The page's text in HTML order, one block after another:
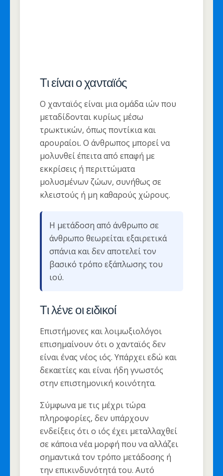
Τι είναι ο χανταϊός
Ο χανταϊός είναι μια ομάδα ιών που
μεταδίδονται κυρίως μέσω
τρωκτικών, όπως ποντίκια και
αρουραίοι. Ο άνθρωπος μπορεί να
μολυνθεί έπειτα από επαφή με
εκκρίσεις ή περιττώματα
μολυσμένων ζώων, συνήθως σε
κλειστούς ή μη καθαρούς χώρους.
Η μετάδοση από άνθρωπο σε
άνθρωπο θεωρείται εξαιρετικά
σπάνια και δεν αποτελεί τον
βασικό τρόπο εξάπλωσης του
ιού.
Τι λένε οι ειδικοί
Επιστήμονες και λοιμωξιολόγοι
επισημαίνουν ότι ο χανταϊός δεν
είναι ένας νέος ιός. Υπάρχει εδώ και
δεκαετίες και είναι ήδη γνωστός
στην επιστημονική κοινότητα.
Σύμφωνα με τις μέχρι τώρα
πληροφορίες, δεν υπάρχουν
ενδείξεις ότι ο ιός έχει μεταλλαχθεί
σε κάποια νέα μορφή που να αλλάζει
σημαντικά τον τρόπο μετάδοσης ή
την επικινδυνότητά του. Αυτό